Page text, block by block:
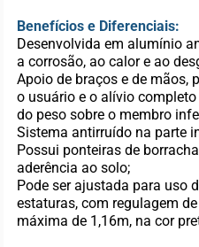
Benefícios e Diferenciais:
Desenvolvida em alumínio
a corrosão, ao calor e ao
Apoio de braços e de mãos,
o usuário e o alívio
do peso sobre o membro
Sistema antirruído na parte
Possui ponteiras de
aderência ao solo;
Pode ser ajustada para uso
estaturas, com regulagem
máxima de 1,16m, na cor